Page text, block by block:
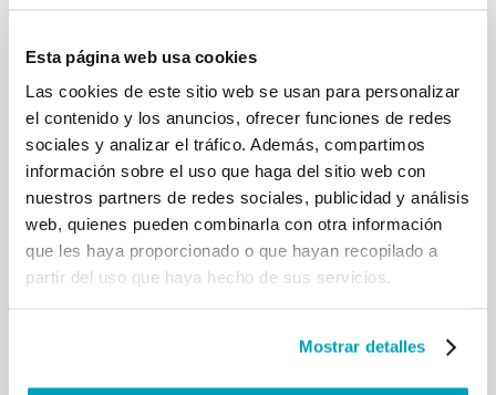
Esta página web usa cookies
Las cookies de este sitio web se usan para personalizar
el contenido y los anuncios, ofrecer funciones de redes
sociales y analizar el tráfico. Además, compartimos
información sobre el uso que haga del sitio web con
nuestros partners de redes sociales, publicidad y análisis
web, quienes pueden combinarla con otra información
que les haya proporcionado o que hayan recopilado a
partir del uso que haya hecho de sus servicios.
Mostrar detalles
les cueste reconocerlo; con ropas desgarradas, pies
sucios, rostro deformado, cuerpo herido, incapaz
de hablar nuestro idioma».
Con el fin de promover una celebración más plena y
rica en la mencionada jornada mundial, la Sección
de Migrantes y Refugiados del Dicasterio para el
Servicio del Desarrollo Humano Integral lanzará una
campaña de comunicación, ofreciendo reflexiones
elegida por el Papa Francisco.